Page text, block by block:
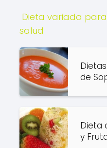
Dieta variada
salud
de
Dieta
y